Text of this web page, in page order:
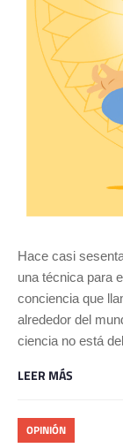
Hace casi
una técnica para
conciencia que
alrededor del
ciencia no está
LEER MÁS
OPINIÓN